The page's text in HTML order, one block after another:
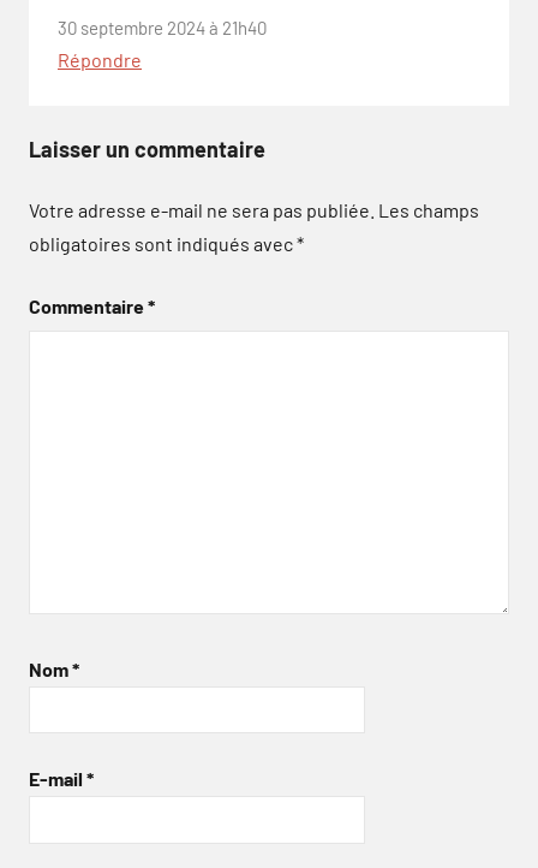
30 septembre 2024 à 21h40
Répondre
Laisser un commentaire
Votre adresse e-mail ne sera pas publiée. Les champs
obligatoires sont indiqués avec*
Commentaire*
Nom*
E-mail *